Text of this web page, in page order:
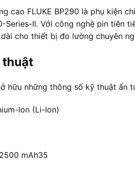
cao FLUKE BP290 là phụ kiện
Series-II. Với công nghệ pin tiên
cho thiết bị đo lường chuyên
thuật
hữu những thông số kỹ thuật ấn
Ion (Li-Ion)
mAh35